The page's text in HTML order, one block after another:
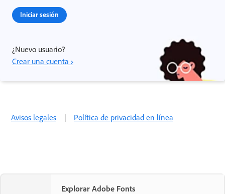
Iniciar sesión
¿Nuevo usuario?
Crear una cuenta ›
Avisos legales | Política de privacidad en línea
Explorar Adobe Fonts